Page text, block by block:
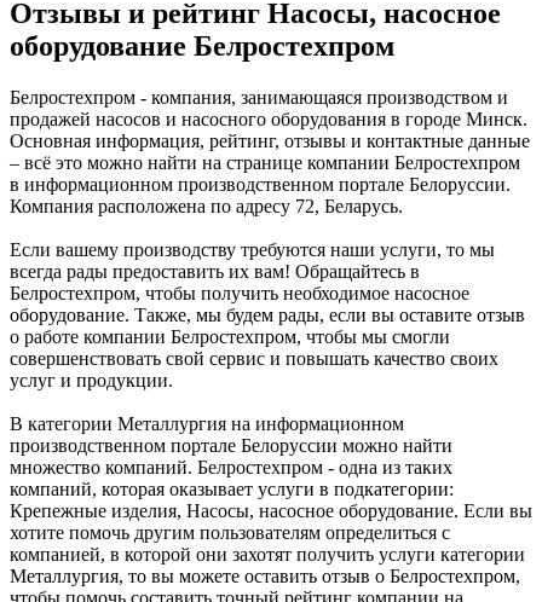
Отзывы и рейтинг Насосы, насосное
оборудование Белростехпром
Белростехпром - компания, занимающаяся производством и
продажей насосов и насосного оборудования в городе Минск.
Основная информация, рейтинг, отзывы и контактные данные
– всё это можно найти на странице компании Белростехпром
в информационном производственном портале Белоруссии.
Компания расположена по адресу 72, Беларусь.
Если вашему производству требуются наши услуги, то мы
всегда рады предоставить их вам! Обращайтесь в
Белростехпром, чтобы получить необходимое насосное
оборудование. Также, мы будем рады, если вы оставите отзыв
о работе компании Белростехпром, чтобы мы смогли
совершенствовать свой сервис и повышать качество своих
услуг и продукции.
В категории Металлургия на информационном
производственном портале Белоруссии можно найти
множество компаний. Белростехпром - одна из таких
компаний, которая оказывает услуги в подкатегории:
Крепежные изделия, Насосы, насосное оборудование. Если вы
хотите помочь другим пользователям определиться с
компанией, в которой они захотят получить услуги категории
Металлургия, то вы можете оставить отзыв о Белростехпром,